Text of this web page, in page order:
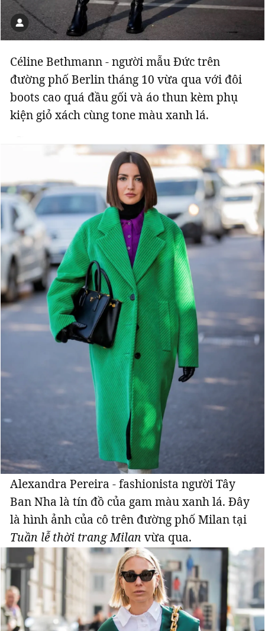
Céline Bethmann - người mẫu Đức trên
đường phố Berlin tháng 10 vừa qua với đôi
boots cao quá đầu gối và áo thun kèm phụ
kiện giỏ xách cùng tone màu xanh lá.
Alexandra Pereira - fashionista người Tây
Ban Nha là tín đồ của gam màu xanh lá. Đây
là hình ảnh của cô trên đường phố Milan tại
Tuần lễ thời trang Milan vừa qua.